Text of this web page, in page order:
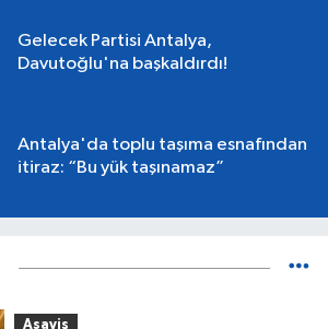
Gelecek Partisi Antalya,
Davutoğlu'na başkaldırdı!
Antalya'da toplu taşıma esnafından
itiraz: “Bu yük taşınamaz”
Asayiş